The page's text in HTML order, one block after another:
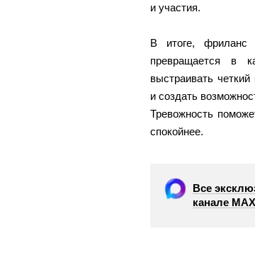
и участия.
В итоге, фриланс
превращается в
выстраивать
и создать
Тревожность
спокойнее.
Все
канале